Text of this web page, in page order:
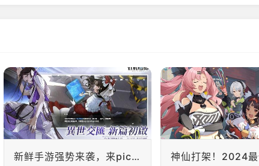
新鲜手游强势来袭，来pick你的心头所爱！